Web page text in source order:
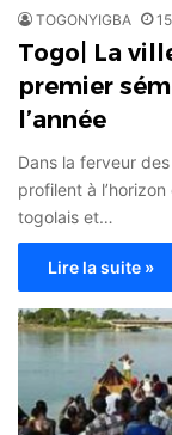
TOGONYIGBA
Togo| La
premier
l’année
Dans la ferveur
profilent à
togolais et…
Lire la suite »